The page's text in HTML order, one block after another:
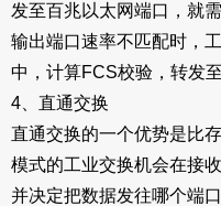
发至百兆以太网端口，就
输出端口速率不匹配时，
中，计算FCS校验，转发
4、直通交换
直通交换的一个优势是比
模式的工业交换机会在接
并决定把数据发往哪个端